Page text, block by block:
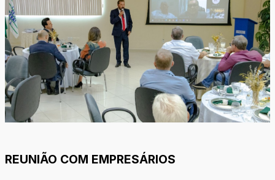
REUNIÃO COM EMPRESÁRIOS